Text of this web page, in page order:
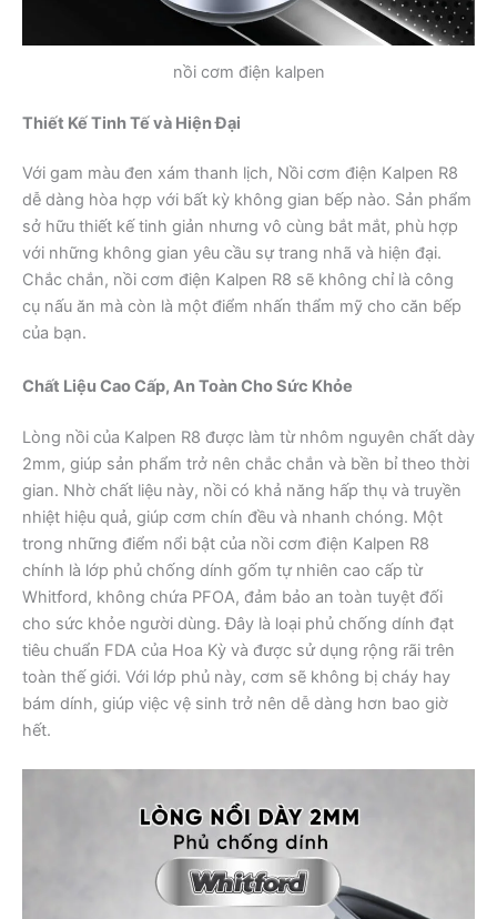
nồi cơm điện kalpen
Thiết Kế Tinh Tế và Hiện Đại
Với gam màu đen xám thanh lịch, Nồi cơm điện Kalpen R8
dễ dàng hòa hợp với bất kỳ không gian bếp nào. Sản phẩm
sở hữu thiết kế tinh giản nhưng vô cùng bắt mắt, phù hợp
với những không gian yêu cầu sự trang nhã và hiện đại.
Chắc chắn, nồi cơm điện Kalpen R8 sẽ không chỉ là công
cụ nấu ăn mà còn là một điểm nhấn thẩm mỹ cho căn bếp
của bạn.
Chất Liệu Cao Cấp, An Toàn Cho Sức Khỏe
Lòng nồi của Kalpen R8 được làm từ nhôm nguyên chất dày
2mm, giúp sản phẩm trở nên chắc chắn và bền bỉ theo thời
gian. Nhờ chất liệu này, nồi có khả năng hấp thụ và truyền
nhiệt hiệu quả, giúp cơm chín đều và nhanh chóng. Một
trong những điểm nổi bật của nồi cơm điện Kalpen R8
chính là lớp phủ chống dính gốm tự nhiên cao cấp từ
Whitford, không chứa PFOA, đảm bảo an toàn tuyệt đối
cho sức khỏe người dùng. Đây là loại phủ chống dính đạt
tiêu chuẩn FDA của Hoa Kỳ và được sử dụng rộng rãi trên
toàn thế giới. Với lớp phủ này, cơm sẽ không bị cháy hay
bám dính, giúp việc vệ sinh trở nên dễ dàng hơn bao giờ
hết.